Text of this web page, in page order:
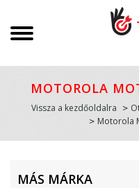
MOTOROLA
Vissza a kezdőoldalra
Motorola
MÁS MÁRKA